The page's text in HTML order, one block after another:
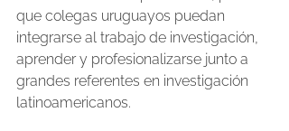
que colegas uruguayos puedan
integrarse al trabajo de investigación,
aprender y profesionalizarse junto a
grandes referentes en investigación
latinoamericanos.